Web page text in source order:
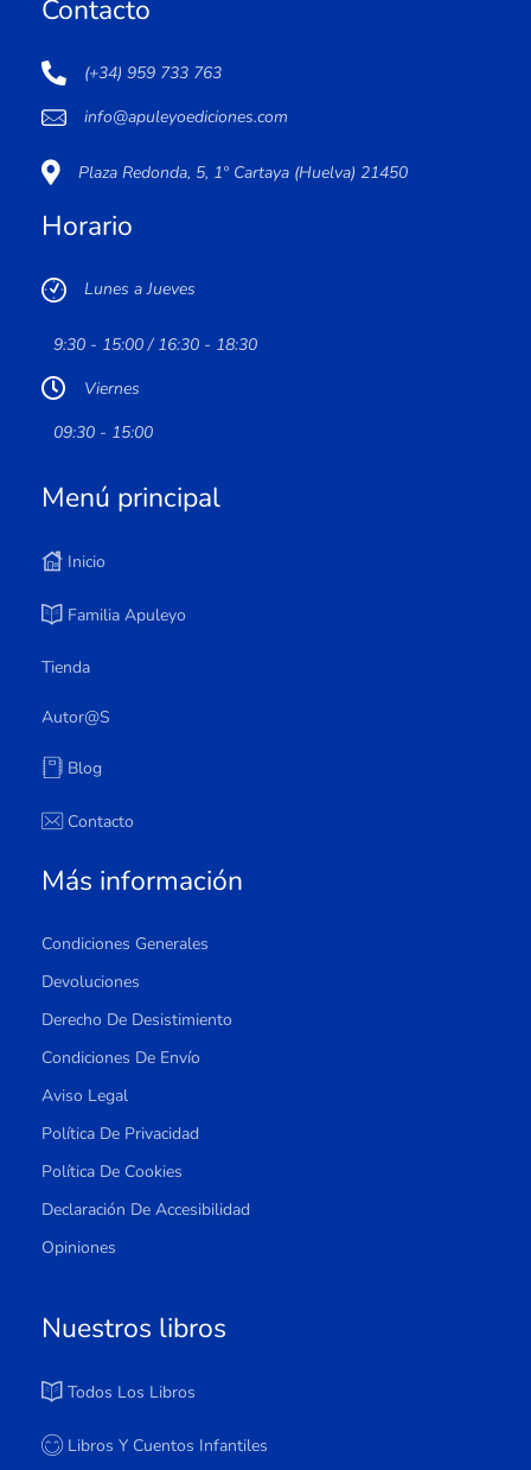
Contacto
(+34) 959 733 763
info@apuleyoediciones.com
Plaza Redonda, 5, 1º Cartaya (Huelva) 21450
Horario
Lunes a Jueves
9:30 - 15:00 / 16:30 - 18:30
Viernes
09:30 - 15:00
Menú principal
Inicio
Familia Apuleyo
Tienda
Autor@s
Blog
Contacto
Más información
Condiciones Generales
Devoluciones
Derecho De Desistimiento
Condiciones De Envío
Aviso Legal
Política De Privacidad
Política De Cookies
Declaración De Accesibilidad
Opiniones
Nuestros libros
Todos Los Libros
Libros Y Cuentos Infantiles